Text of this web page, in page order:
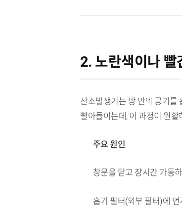
2. 노란색이나 빨
산소발생기는 방 안의 공기를
빨아들이는데, 이 과정이 원
주요 원인
창문을 닫고 장시간 가동
흡기 필터(외부 필터)에